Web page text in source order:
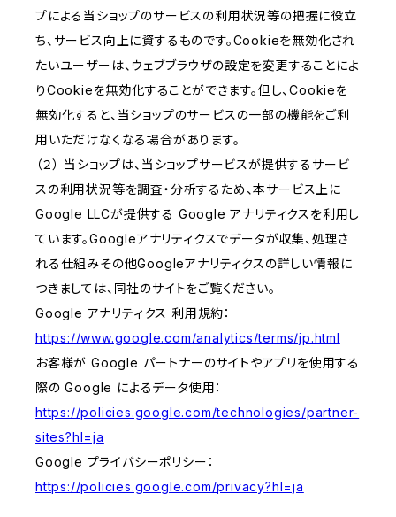
プによる当ショップのサービスの利用状況等の把握に役立
ち、サービス向上に資するものです。Cookieを無効化され
たいユーザーは、ウェブブラウザの設定を変更することによ
りCookieを無効化することができます。但し、Cookieを
無効化すると、当ショップのサービスの一部の機能をご利
用いただけなくなる場合があります。
（２） 当ショップは、当ショップサービスが提供するサービ
スの利用状況等を調査・分析するため、本サービス上に
Google LLCが提供する Google アナリティクスを利用し
ています。Googleアナリティクスでデータが収集、処理さ
れる仕組みその他Googleアナリティクスの詳しい情報に
つきましては、同社のサイトをご覧ください。
Google アナリティクス 利用規約：
https://www.google.com/analytics/terms/jp.html
お客様が Google パートナーのサイトやアプリを使用する
際の Google によるデータ使用：
https://policies.google.com/technologies/partner-
sites?hl=ja
Google プライバシーポリシー：
https://policies.google.com/privacy?hl=ja